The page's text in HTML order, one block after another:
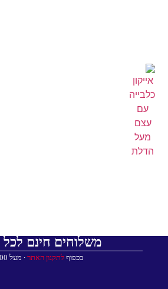
משלוחים חינם
בכפוף לתקנון האתר ∙ מעל 200 ₪